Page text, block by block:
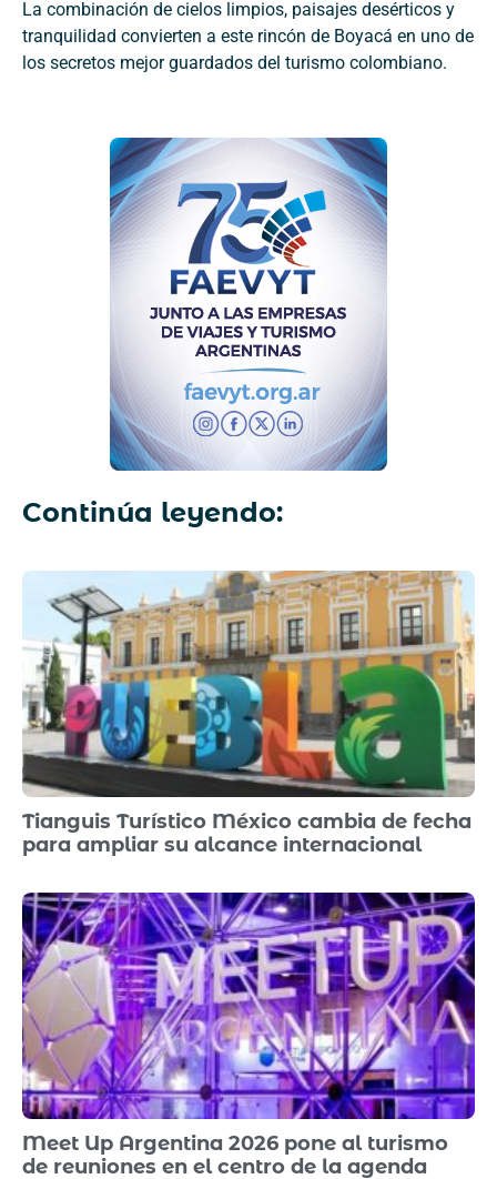
La combinación de cielos limpios, paisajes desérticos y
tranquilidad convierten a este rincón de Boyacá en uno de
los secretos mejor guardados del turismo colombiano.
Continúa leyendo:
Tianguis Turístico México cambia de fecha
para ampliar su alcance internacional
Meet Up Argentina 2026 pone al turismo
de reuniones en el centro de la agenda